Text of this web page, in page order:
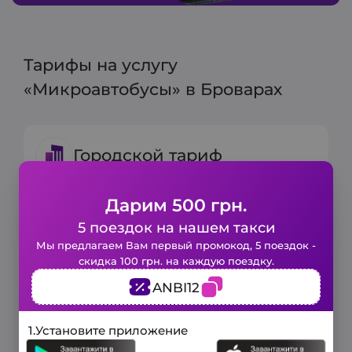
Тарифы на услугу
«Микроавтобусы» в Броварах
Городской тариф
Минимальный тариф:
Включено 6 мин и 3 км
Цена за 1 км: 20 грн
Загородный тариф
Закажите такси в 1 клик!
Заполните короткую форму и наше
авто будет у вас уже через
несколько минут.
3 минуты
Дарим 500 грн.
5 поездок на нашем такси
Мы предлагаем Вам первый промокод, 5 поездок -
скидка 100 грн. на каждую поездку.
ANBI12
1.Установите приложение